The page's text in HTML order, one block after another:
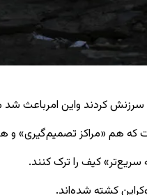
کردند واین امرباعث شد
است که هم «مراکز
سریع‌تر» کیف را ترک کنند.
کشته شده‌اند.